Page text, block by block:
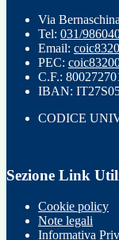
Via
Tel: 031/
Email:
PEC:
C.F.:
IBAN:
CODICE
Sezione Link
Cookie policy
Note legali
Informativa